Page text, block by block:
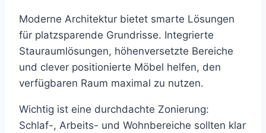
Moderne Architektur bietet smarte Lösungen
für platzsparende Grundrisse. Integrierte
Stauraumlösungen, höhenversetzte Bereiche
und clever positionierte Möbel helfen, den
verfügbaren Raum maximal zu nutzen.
Wichtig ist eine durchdachte Zonierung:
Schlaf-, Arbeits- und Wohnbereiche sollten klar